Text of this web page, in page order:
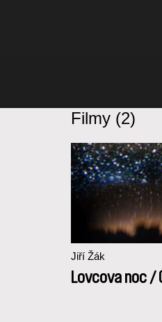
Filmy (2)
Jiří Žák
Lovcova noc /